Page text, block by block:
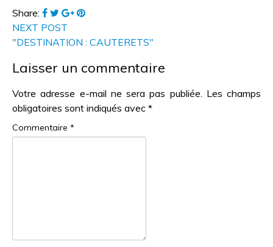
Share:
NEXT POST
"DESTINATION : CAUTERETS"
Laisser un commentaire
Votre adresse e-mail ne sera pas publiée. Les champs
obligatoires sont indiqués avec *
Commentaire *